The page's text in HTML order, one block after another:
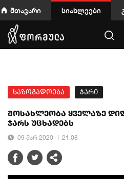
მთავარი სიახლეები
საზოგადოება ჯარი
მოსახლეობა ყველაზე
ჯარს უცხადებს
09 მარ 2020 21:08